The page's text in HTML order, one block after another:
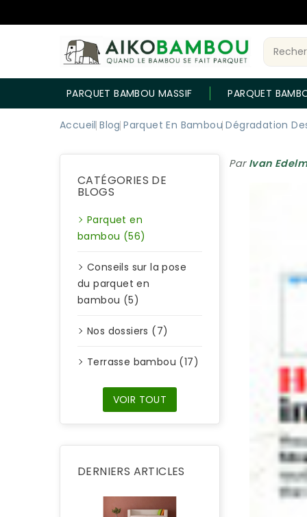
PARQUET BAMBOU MASSIF PARQUET
Accueil Blog Parquet En Bambou Dégradation
CATÉGORIES DE
BLOGS
Parquet en
bambou (56)
Conseils sur la pose
du parquet en
bambou (5)
Nos dossiers (7)
Terrasse bambou (17)
VOIR TOUT
DERNIERS ARTICLES
Par Ivan